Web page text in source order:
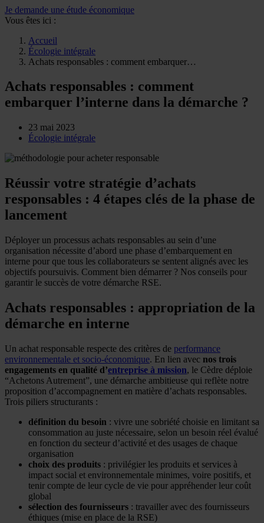
Je demande une étude économique
Vous êtes ici :
Accueil
Écologie intégrale
Achats responsables : comment embarquer…
Achats responsables : comment
embarquer l’interne dans la démarche ?
23 mai 2023
Écologie intégrale
Réussir votre stratégie d’achats
responsables : 4 étapes clés de la phase de
lancement
Déployer un processus achats responsables au sein d’une
organisation nécessite d’abord une phase d’embarquement en
interne pour que tous les collaborateurs se sentent alignés avec les
objectifs poursuivis. Comment bien démarrer ? Nos conseils pour
garantir le succès de votre démarche RSE.
Achats responsables : appropriation de la
démarche en interne
Un achat responsable respecte des critères de performance
environnementale et socio-économique. En lien avec nos trois
engagements en qualité d’entreprise à mission, le Cèdre déploie
“Achetons Autrement”, une démarche ambitieuse qui reflète notre
proposition d’accompagnement en matière d’achats responsables.
Trois piliers structurants :
définition du besoin : vivre une sobriété choisie en limitant sa
consommation au juste nécessaire, selon un besoin réel évalué
en fonction du secteur d’activité et des usages de chaque
organisation
choix des produits : privilégier les produits et services à
impact social et environnementale minimes, voire positifs, et
tenir compte de leur cycle de vie pour appréhender leur coût
global
sélection des fournisseurs : travailler avec des fournisseurs
éthiques (mise en place de la RSE)